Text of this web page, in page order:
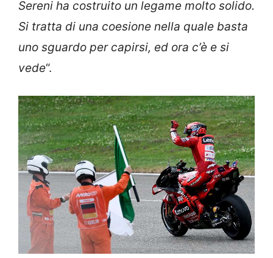
Sereni ha costruito un legame molto solido.
Si tratta di una coesione nella quale basta
uno sguardo per capirsi, ed ora c’è e si
vede“.